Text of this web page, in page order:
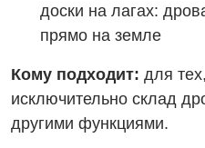
доски на лагах:
прямо на земле
Кому подходит: для
исключительно склад
другими функциями.